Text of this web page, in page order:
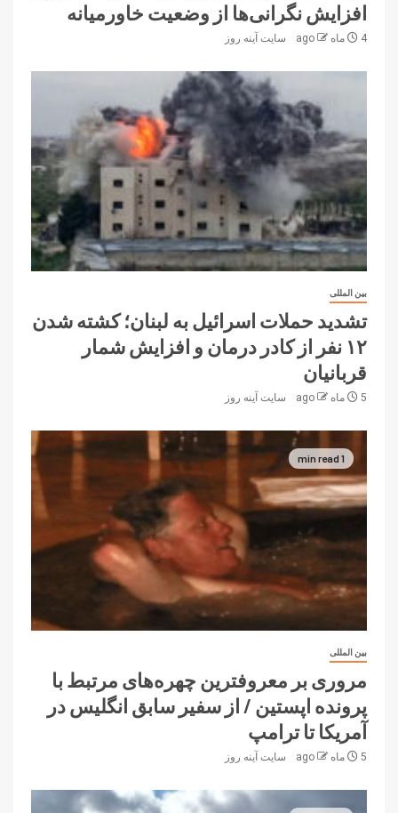
افزایش نگرانی‌ها از وضعیت خاورمیانه
4 ماه ago سایت آینه‌ روز
بین المللی
تشدید حملات اسرائیل به لبنان؛ کشته شدن
۱۲ نفر از کادر درمان و افزایش شمار
قربانیان
5 ماه ago سایت آینه‌ روز
1 min read
بین المللی
مروری بر معروفترین چهره‌های مرتبط با
پرونده اپستین / از سفیر سابق انگلیس در
آمریکا تا ترامپ
5 ماه ago سایت آینه‌ روز